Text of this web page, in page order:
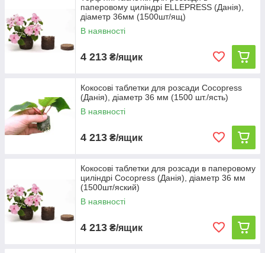
паперовому циліндрі ELLEPRESS (Данія),
діаметр 36мм (1500шт/ящ)
В наявності
4 213 ₴/ящик
Кокосові таблетки для розсади Cocopress
(Данія), діаметр 36 мм (1500 шт./ясть)
В наявності
4 213 ₴/ящик
Кокосові таблетки для розсади в паперовому
циліндрі Cocopress (Данія), діаметр 36 мм
(1500шт/яский)
В наявності
4 213 ₴/ящик